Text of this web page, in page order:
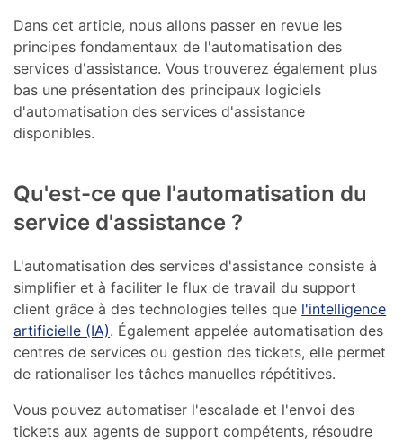
Dans cet article, nous allons passer en revue les
principes fondamentaux de l'automatisation des
services d'assistance. Vous trouverez également plus
bas une présentation des principaux logiciels
d'automatisation des services d'assistance
disponibles.
Qu'est-ce que l'automatisation du
service d'assistance ?
L'automatisation des services d'assistance consiste à
simplifier et à faciliter le flux de travail du support
client grâce à des technologies telles que l'intelligence
artificielle (IA). Également appelée automatisation des
centres de services ou gestion des tickets, elle permet
de rationaliser les tâches manuelles répétitives.
Vous pouvez automatiser l'escalade et l'envoi des
tickets aux agents de support compétents, résoudre